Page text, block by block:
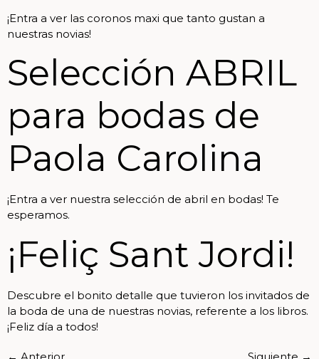
¡Entra a ver las coronos maxi que tanto gustan a
nuestras novias!
Selección ABRIL
para bodas de
Paola Carolina
¡Entra a ver nuestra selección de abril en bodas! Te
esperamos.
¡Feliç Sant Jordi!
Descubre el bonito detalle que tuvieron los invitados de
la boda de una de nuestras novias, referente a los libros.
¡Feliz día a todos!
← Anterior Siguiente →